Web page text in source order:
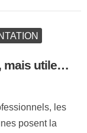
mais utile…
les
posent la